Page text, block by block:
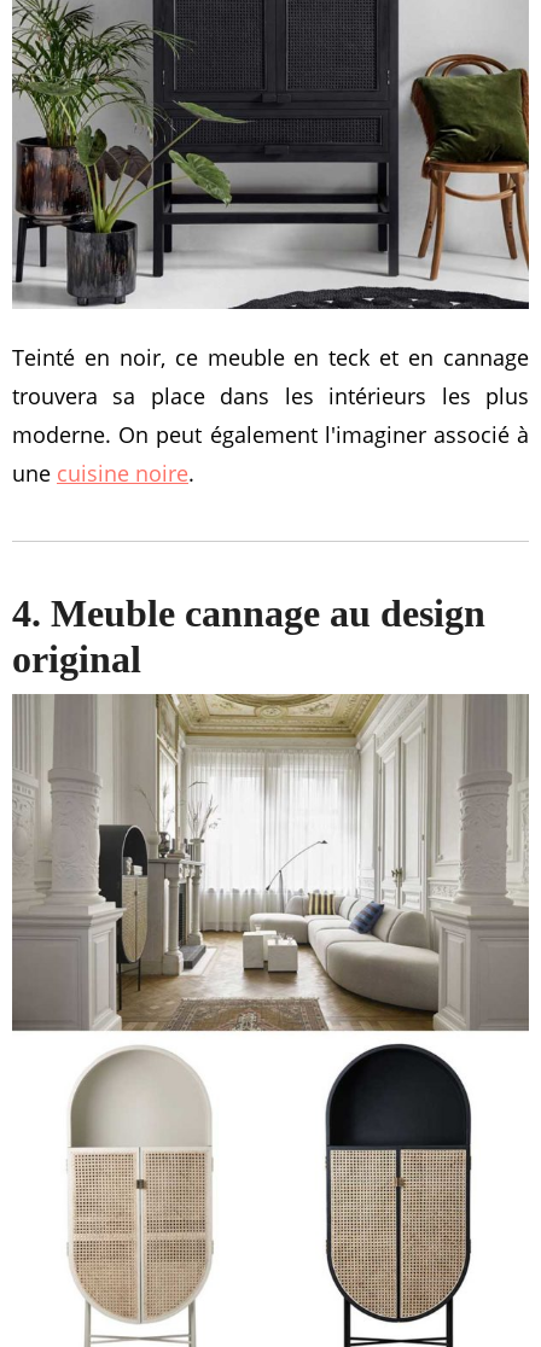
Teinté en noir, ce meuble en teck et en cannage
trouvera sa place dans les intérieurs les plus
moderne. On peut également l'imaginer associé à
une cuisine noire.
4. Meuble cannage au design
original